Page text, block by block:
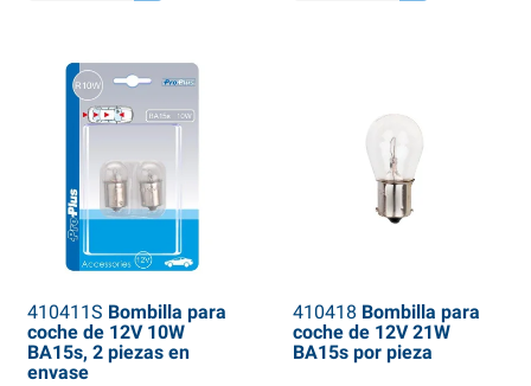
410411S Bombilla para
coche de 12V 10W
BA15s, 2 piezas en
envase
410418 Bombilla para
coche de 12V 21W
BA15s por pieza